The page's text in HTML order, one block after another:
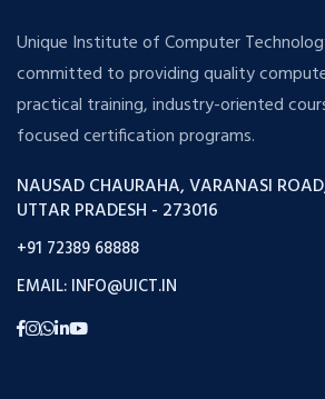
Unique Institute of Computer
committed to providing quality
practical training, industry-oriented
focused certification programs.
NAUSAD CHAURAHA, VARANASI
UTTAR PRADESH - 273016
+91 72389 68888
EMAIL: INFO@UICT.IN